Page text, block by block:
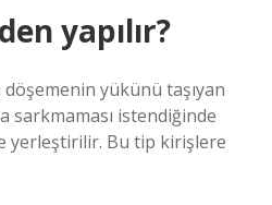
yapılır?
yükünü taşıyan
sarkmaması istendiğinde
yerleştirilir. Bu tip kirişlere